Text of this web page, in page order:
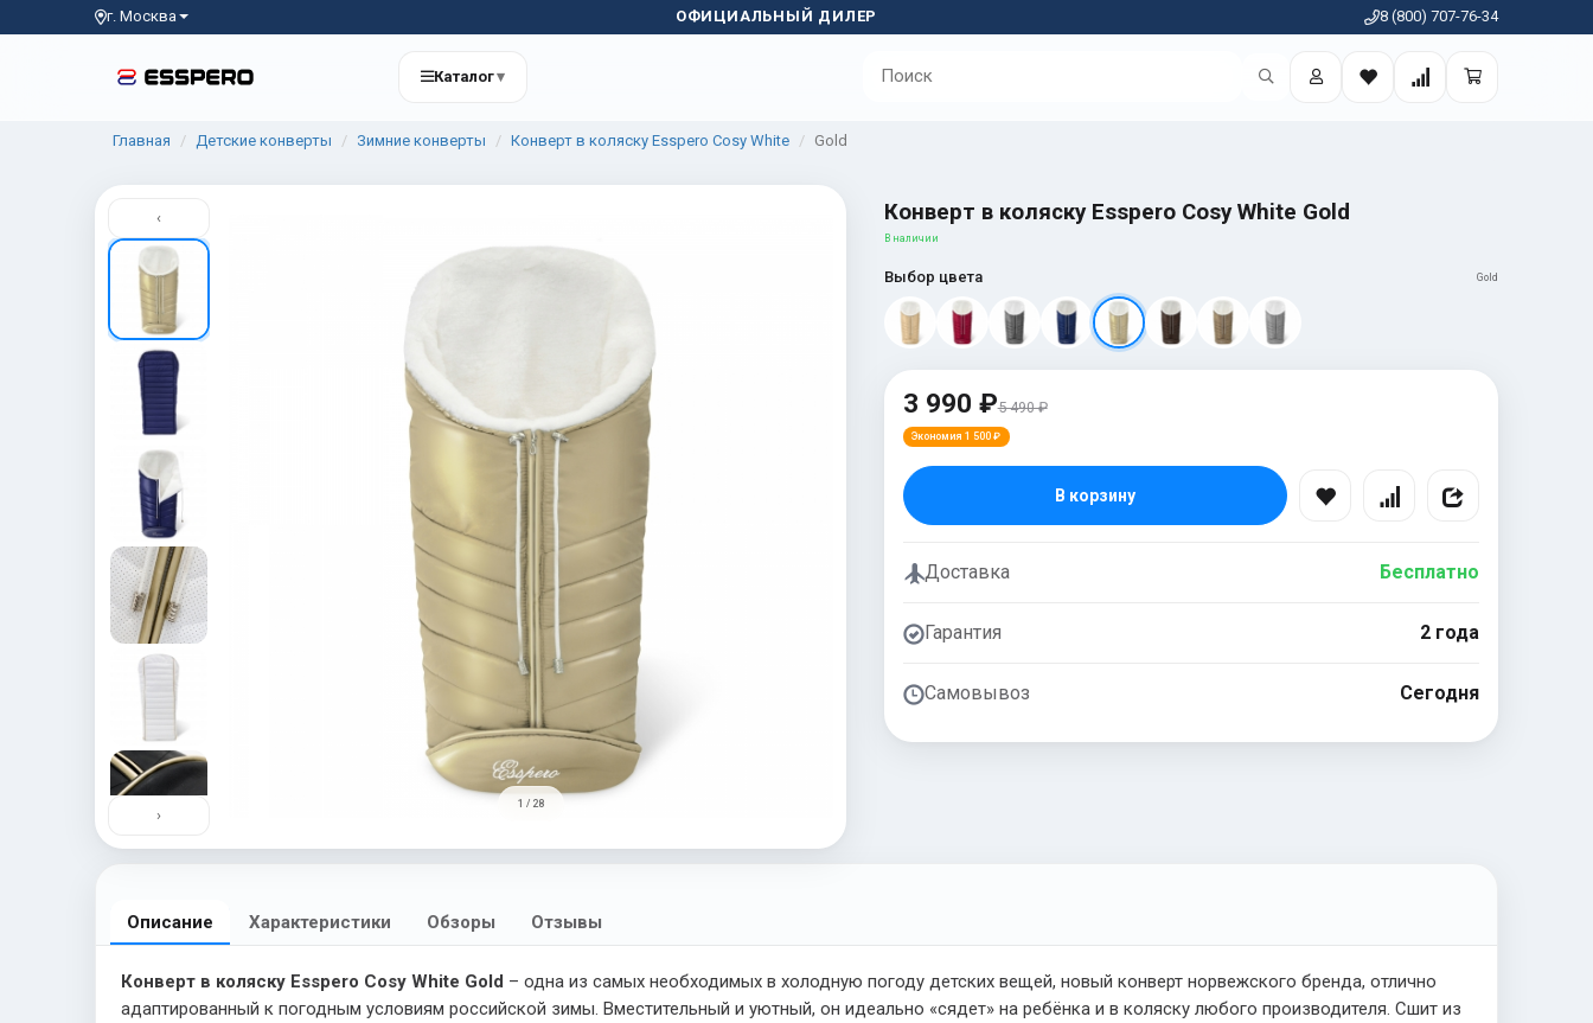
г. Москва ОФИЦИАЛЬНЫЙ ДИЛЕР 8 (800) 707-76-34
Каталог▾
Главная Детские конверты Зимние конверты Конверт в коляску Esspero Cosy White Gold
‹
›
1 / 28
Конверт в коляску Esspero Cosy White Gold
В наличии
Выбор цвета Gold
3 990 ₽5 490 ₽
Экономия 1 500 ₽
В корзину
Доставка Бесплатно
Гарантия 2 года
Самовывоз Сегодня
Описание Характеристики Обзоры Отзывы
Конверт в коляску Esspero Cosy White Gold – одна из самых необходимых в холодную погоду детских вещей, новый конверт норвежского бренда, отлично
адаптированный к погодным условиям российской зимы. Вместительный и уютный, он идеально «сядет» на ребёнка и в коляску любого производителя. Сшит из